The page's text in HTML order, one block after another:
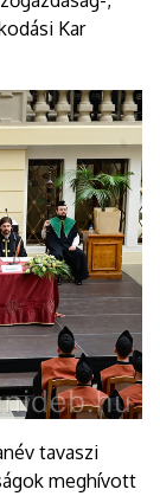
Kar
tavaszi
meghívott